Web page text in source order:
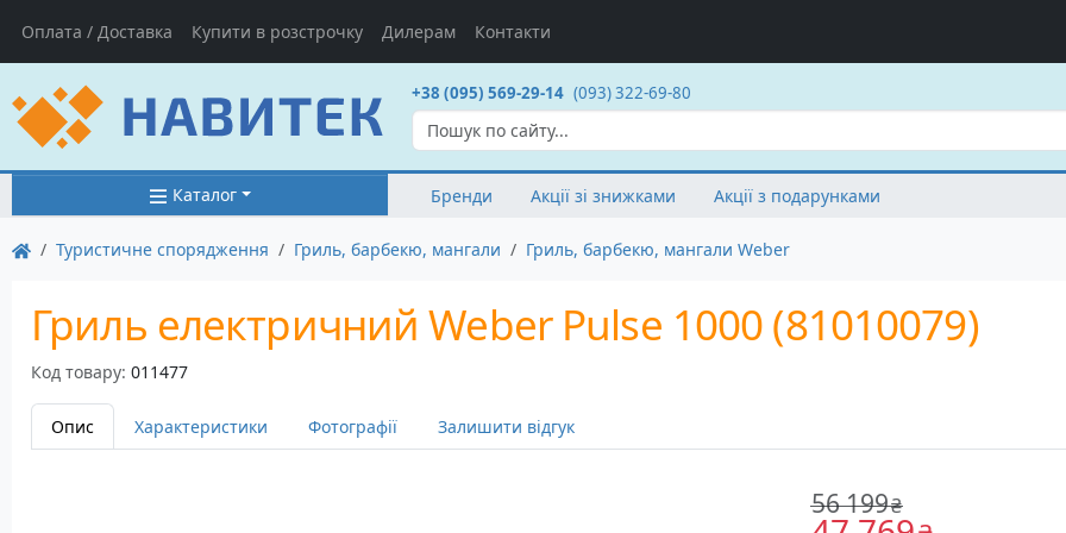
Оплата / Доставка Купити в розстрочку Дилерам Контакти
+38 (095) 569-29-14 (093) 322-69-80
Каталог Бренди Акції зі знижками Акції з подарунками
Туристичне спорядження Гриль, барбекю, мангали Гриль, барбекю, мангали Weber
Гриль електричний Weber Pulse 1000 (81010079)
Код товару: 011477
Опис Характеристики Фотографії Залишити відгук
56 199₴